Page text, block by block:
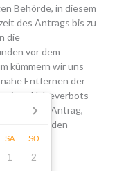
Behörde, in diesem
des Antrags bis zu
die
vor dem
kümmern wir uns
Entfernen der
eines Halteverbots
für den Antrag,
für den
Schilder
SA SO
1
2